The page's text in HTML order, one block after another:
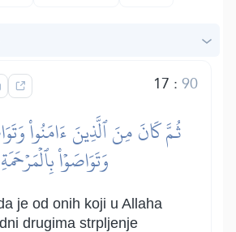
17 :90
ثُمَّ كَانَ مِنَ ٱلَّذِينَ ءَامَنُواْ
وَتَوَاصَوۡاْ بِٱلۡمَرۡحَمَةِ
je od onih koji u Allaha
drugima strpljenje